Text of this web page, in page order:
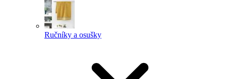
Ručníky a osušky